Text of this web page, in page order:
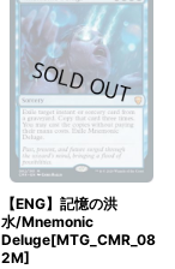
【ENG】記憶の洪
水/Mnemonic
Deluge[MTG_CMR_08
2M]